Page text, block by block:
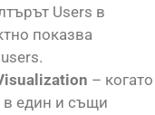
Users в
показва
– когато
в един и същи